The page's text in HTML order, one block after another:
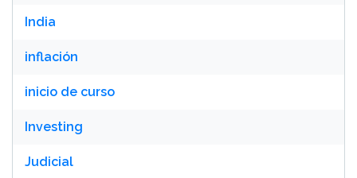
India
inflación
inicio de curso
Investing
Judicial